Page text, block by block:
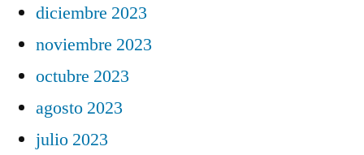
diciembre 2023
noviembre 2023
octubre 2023
agosto 2023
julio 2023